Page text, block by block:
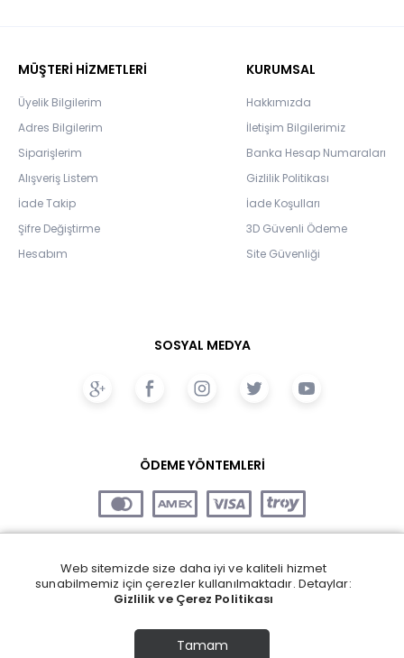
MÜŞTERİ HİZMETLERİ
Üyelik Bilgilerim
Adres Bilgilerim
Siparişlerim
Alışveriş Listem
İade Takip
Şifre Değiştirme
Hesabım
KURUMSAL
Hakkımızda
İletişim Bilgilerimiz
Banka Hesap Numaraları
Gizlilik Politikası
İade Koşulları
3D Güvenli Ödeme
Site Güvenliği
SOSYAL MEDYA
ÖDEME YÖNTEMLERİ
Web sitemizde size daha iyi ve kaliteli hizmet
sunabilmemiz için çerezler kullanılmaktadır. Detaylar:
Gizlilik ve Çerez Politikası
Tamam